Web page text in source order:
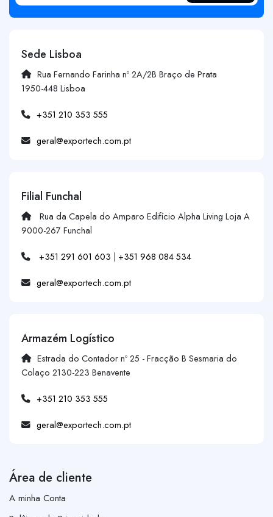
Sede Lisboa
Rua Fernando Farinha nº 2A/2B Braço de Prata
1950-448 Lisboa
+351 210 353 555
geral@exportech.com.pt
Filial Funchal
Rua da Capela do Amparo Edifício Alpha Living Loja A
9000-267 Funchal
+351 291 601 603 | +351 968 084 534
geral@exportech.com.pt
Armazém Logístico
Estrada do Contador nº 25 - Fracção B Sesmaria do
Colaço 2130-223 Benavente
+351 210 353 555
geral@exportech.com.pt
Área de cliente
A minha Conta